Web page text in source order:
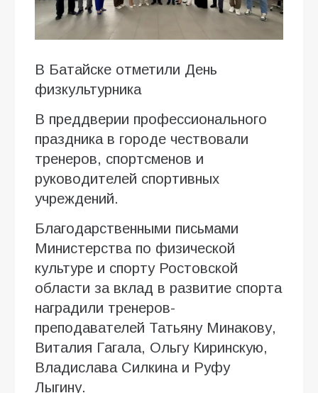
В Батайске отметили День
физкультурника
В преддверии профессионального
праздника в городе чествовали
тренеров, спортсменов и
руководителей спортивных
учреждений.
Благодарственными письмами
Министерства по физической
культуре и спорту Ростовской
области за вклад в развитие спорта
наградили тренеров-
преподавателей Татьяну Минакову,
Виталия Гагала, Ольгу Киринскую,
Владислава Силкина и Руфу
Лыгину.